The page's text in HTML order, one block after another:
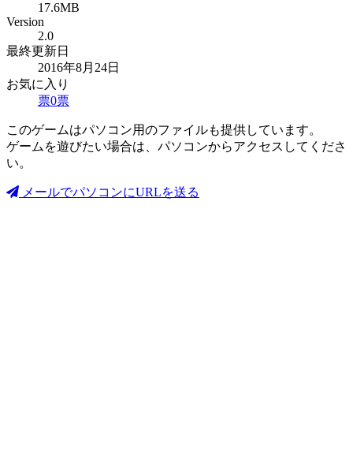
17.6MB
Version
2.0
最終更新日
2016年8月24日
お気に入り
票0票
このゲームはパソコン用のファイルも提供しています。
ゲームを遊びたい場合は、パソコンからアクセスしてくださ
い。
メールでパソコンにURLを送る